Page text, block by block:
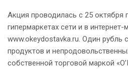
Акция проводилась с 25 октября
гипермаркетах сети и в интернет-
www.okeydostavka.ru. Один рубль
продуктов и
собственной торговой маркой